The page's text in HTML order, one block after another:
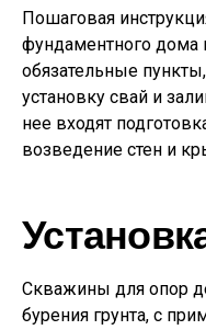
Пошаговая
фундаментного дома
обязательные
установку свай и
нее входят
возведение стен и
Скважины для опор
бурения грунта, с